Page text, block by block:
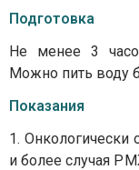
Подготовка
Не менее 3
Можно пить воду
Показания
1.
и более случая